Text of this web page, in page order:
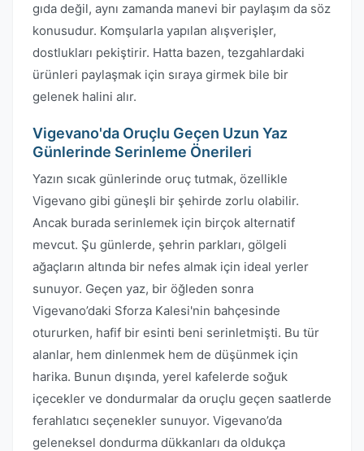
gıda değil, aynı zamanda manevi bir paylaşım da söz
konusudur. Komşularla yapılan alışverişler,
dostlukları pekiştirir. Hatta bazen, tezgahlardaki
ürünleri paylaşmak için sıraya girmek bile bir
gelenek halini alır.
Vigevano'da Oruçlu Geçen Uzun Yaz
Günlerinde Serinleme Önerileri
Yazın sıcak günlerinde oruç tutmak, özellikle
Vigevano gibi güneşli bir şehirde zorlu olabilir.
Ancak burada serinlemek için birçok alternatif
mevcut. Şu günlerde, şehrin parkları, gölgeli
ağaçların altında bir nefes almak için ideal yerler
sunuyor. Geçen yaz, bir öğleden sonra
Vigevano’daki Sforza Kalesi'nin bahçesinde
otururken, hafif bir esinti beni serinletmişti. Bu tür
alanlar, hem dinlenmek hem de düşünmek için
harika. Bunun dışında, yerel kafelerde soğuk
içecekler ve dondurmalar da oruçlu geçen saatlerde
ferahlatıcı seçenekler sunuyor. Vigevano’da
geleneksel dondurma dükkanları da oldukça